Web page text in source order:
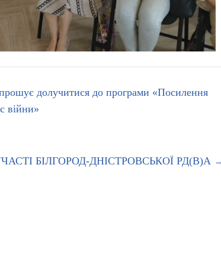
долучитися до програми «Посилення
війни»
БІЛГОРОД-ДНІСТРОВСЬКОЇ РД(В)А